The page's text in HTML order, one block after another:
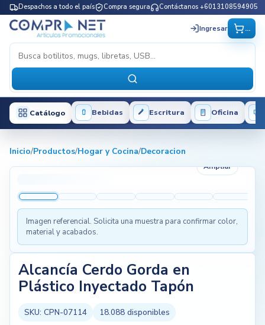
Despachos a todo el país Compra segura Contáctanos +6013108594905
Ingresar ...
Catálogo Bebidas Escritura Oficina
Inicio/Productos/Hogar y Cocina/Decoracion
Ampliar
Imagen referencial. Solicita una muestra para confirmar color,
material y acabados.
Alcancía Cerdo Gorda en
Plástico Inyectado Tapón
SKU: CPN-07114 18.088disponibles